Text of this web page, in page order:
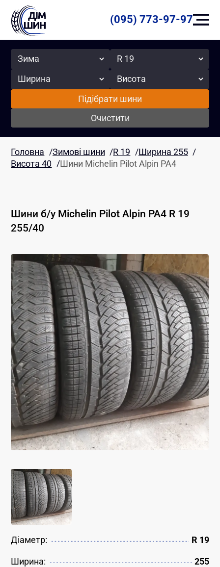
(095) 773-97-97
Сезон Радіус
Ширина Висота
Підібрати шини
Очистити
Головна /Зимові шини /R 19 /Ширина 255 /
Висота 40 /Шини Michelin Pilot Alpin PA4
Шини б/у Michelin Pilot Alpin PA4 R 19
255/40
Діаметр: R 19
Ширина: 255